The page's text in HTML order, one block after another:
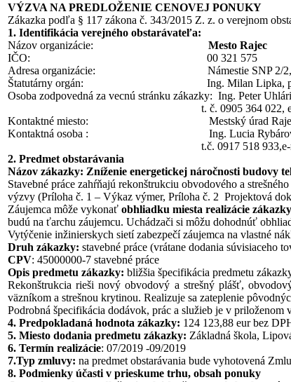
VÝZVA NA PREDLOŽENIE CENOVEJ PONUKY
Zákazka podľa § 117 zákona č. 343/2015 Z. z. o verejnom
1. Identifikácia verejného obstarávateľa:
Názov organizácie: Mesto Rajec
IČO: 00 321 575
Adresa organizácie: Námestie SNP 2/2,
Štatutárny orgán: Ing. Milan Lipka,
Osoba zodpovedná za vecnú stránku zákazky: Ing. Peter
t. č. 0905 364 022, e-
Kontaktné miesto: Mestský úrad Rajec,
Kontaktná osoba : Ing. Lucia Rybárová,
t.č. 0917 518 933,e-
2. Predmet obstarávania
Názov zákazky: Zníženie energetickej náročnosti budovy
Stavebné práce zahŕňajú rekonštrukciu obvodového a
výzvy (Príloha č. 1 – Výkaz výmer, Príloha č. 2 Projektová
Záujemca môže vykonať obhliadku miesta realizácie zákazky
budú na ťarchu záujemcu. Uchádzači si môžu dohodnúť
Vytýčenie inžinierskych sietí zabezpečí záujemca na vlastné
Druh zákazky: stavebné práce (vrátane dodania súvisiaceho
CPV: 45000000-7 stavebné práce
Opis predmetu zákazky: bližšia špecifikácia predmetu
Rekonštrukcia rieši nový obvodový a strešný plášť,
väzníkom a strešnou krytinou. Realizuje sa zateplenie
Podrobná špecifikácia dodávok, prác a služieb je v
4. Predpokladaná hodnota zákazky: 124 123,88 eur bez
5. Miesto dodania predmetu zákazky: Základná škola,
6. Termín realizácie: 07/2019 -09/2019
7.Typ zmluvy: na predmet obstarávania bude vyhotovená
8. Podmienky účasti v prieskume trhu, obsah ponuky